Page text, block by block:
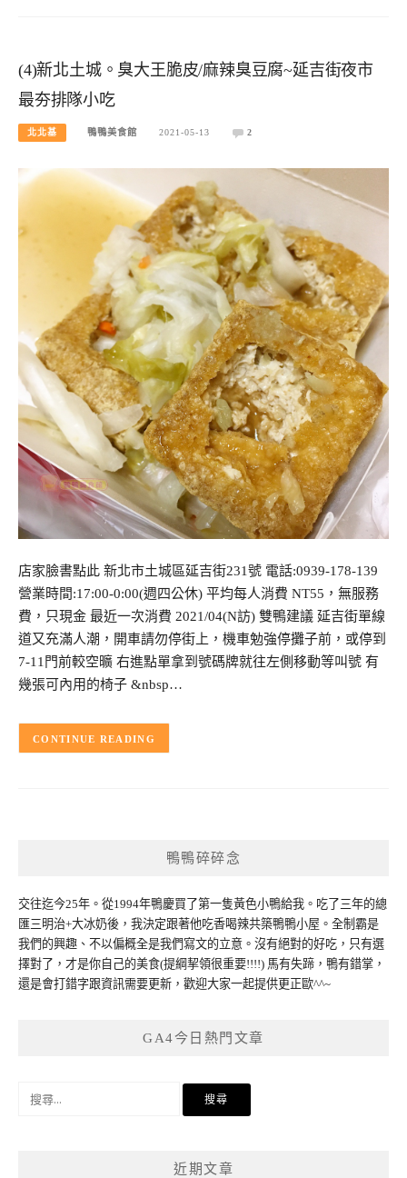
(4)新北土城。臭大王脆皮/麻辣臭豆腐~延吉街夜市
最夯排隊小吃
北北基 鴨鴨美食館 2021-05-13 2
店家臉書點此 新北市土城區延吉街231號 電話:0939-178-139
營業時間:17:00-0:00(週四公休) 平均每人消費 NT55，無服務
費，只現金 最近一次消費 2021/04(N訪) 雙鴨建議 延吉街單線
道又充滿人潮，開車請勿停街上，機車勉強停攤子前，或停到
7-11門前較空曠 右進點單拿到號碼牌就往左側移動等叫號 有
幾張可內用的椅子 &nbsp…
CONTINUE READING
鴨鴨碎碎念
交往迄今25年。從1994年鴨慶買了第一隻黃色小鴨給我。吃了三年的總
匯三明治+大冰奶後，我決定跟著他吃香喝辣共築鴨鴨小屋。全制霸是
我們的興趣、不以偏概全是我們寫文的立意。沒有絕對的好吃，只有選
擇對了，才是你自己的美食(提綱挈領很重要!!!!) 馬有失蹄，鴨有錯掌，
還是會打錯字跟資訊需要更新，歡迎大家一起提供更正歐^^~
GA4今日熱門文章
近期文章